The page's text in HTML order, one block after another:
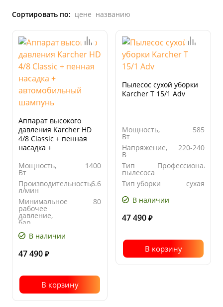
Сортировать по: цене названию
Аппарат высокого
давления Karcher HD
4/8 Classic + пенная
насадка +
автомобильный
шампунь
Мощность,
Вт
1400
Производительность,
л/мин
6.6
Минимальное
рабочее
давление,
бар
80
Макс.
допустимое
давление,
В наличии
47 490 ₽
В корзину
Пылесос сухой уборки
Karcher T 15/1 Adv
Мощность,
Вт
585
Напряжение,
В
220-240
Тип
пылесоса
Тип уборки
сухая
В наличии
47 490 ₽
В корзину